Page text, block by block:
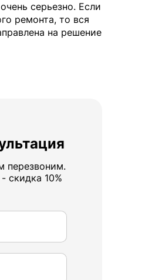
серьезно. Если
ремонта, то вся
на решение
перезвоним.
скидка 10%